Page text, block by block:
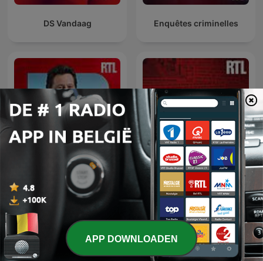
DS Vandaag Enquêtes criminelles
Laurent Gerra
L’heure du crime : les
archives de Jacques
Pradel
APP DOWNLOADEN